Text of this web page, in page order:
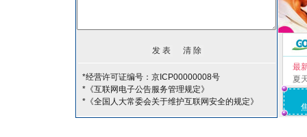
*经营许可证编号：京ICP00000008号
*《互联网电子公告服务管理规定》
*《全国人大常委会关于维护互联网安全的规定》
最
夏